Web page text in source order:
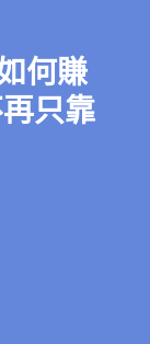
何賺
只靠